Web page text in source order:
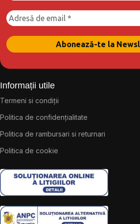
Informații utile
Termeni si condiții
Politica de confidențialitate
Politica de rambursari si returnari
Politica de cookie